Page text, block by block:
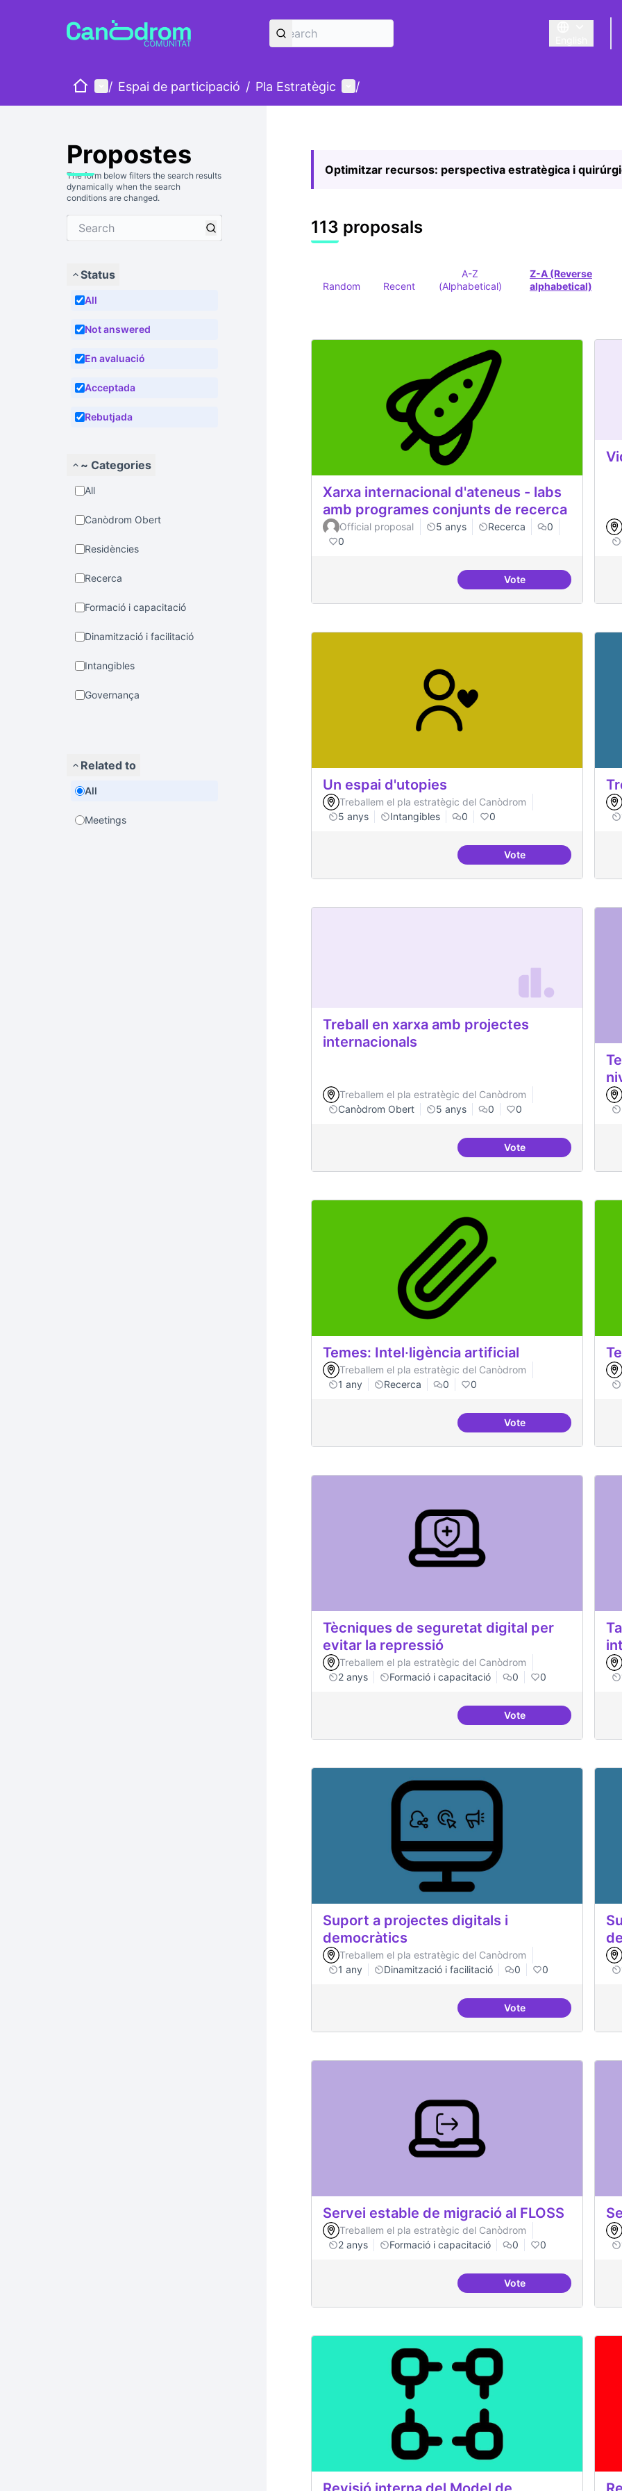
Triar la llengua
HomeMain menu
/ Espai de participació / Pla Estratègic User menu
/
Propostes
The form below filters the search results
dynamically when the search
conditions are changed.
Status
All
Not answered
En avaluació
Acceptada
Rebutjada
~ Categories
All
Canòdrom Obert
Residències
Recerca
Formació i capacitació
Dinamització i facilitació
Intangibles
Governança
Related to
All
Meetings
Optimitzar recursos: perspectiva estratègica i
113 proposals
Random Recent
A-Z
(Alphabetical)
Z-A (Reverse
alphabetical)
Xarxa internacional d'ateneus - labs
amb programes conjunts de recerca
Official proposal 5 anys Recerca
0
0
VoteXarxa internacional
Un espai d'utopies
Treballem el pla estratègic del Canòdrom
5 anys
Intangibles 0 0
VoteUn espai d'utopies
Treball en xarxa amb projectes
internacionals
Treballem el pla estratègic del Canòdrom
Canòdrom Obert
5 anys 0 0
VoteTreball en xarxa amb
Temes: Intel·ligència artificial
Treballem el pla estratègic del Canòdrom
1 any
Recerca 0 0
VoteTemes: Intel·ligència
Tècniques de seguretat digital per
evitar la repressió
Treballem el pla estratègic del Canòdrom
2 anys
Formació i capacitació 0 0
VoteTècniques de
Suport a projectes digitals i
democràtics
Treballem el pla estratègic del Canòdrom
1 any
Dinamització i facilitació 0 0
VoteSuport a projectes
Servei estable de migració al FLOSS
Treballem el pla estratègic del Canòdrom
2 anys
Formació i capacitació 0 0
VoteServei estable de